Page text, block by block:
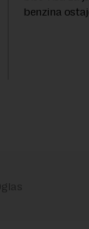
benzina